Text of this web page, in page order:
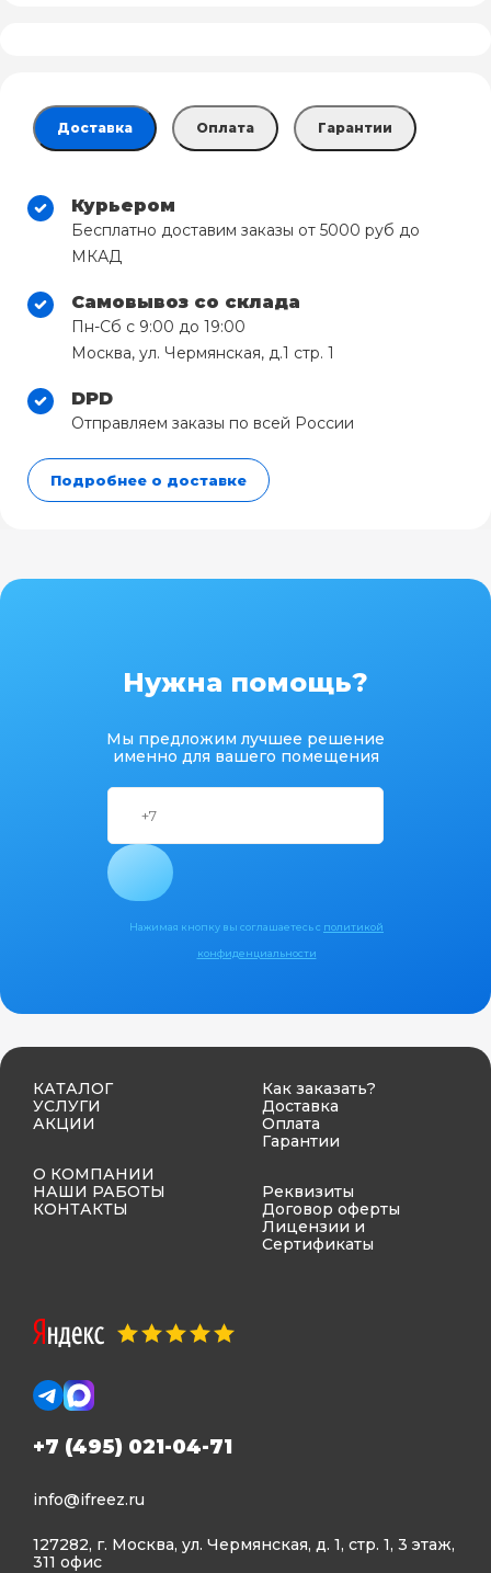
Доставка Оплата Гарантии
Курьером
Бесплатно доставим заказы от 5000 руб до
МКАД
Самовывоз со склада
Пн-Сб с 9:00 до 19:00
Москва, ул. Чермянская, д.1 стр. 1
DPD
Отправляем заказы по всей России
Подробнее о доставке
Нужна помощь?
Мы предложим лучшее решение
именно для вашего помещения
Нажимая кнопку вы соглашаетесь с политикой
конфиденциальности
КАТАЛОГ
УСЛУГИ
АКЦИИ
О КОМПАНИИ
НАШИ РАБОТЫ
КОНТАКТЫ
Как заказать?
Доставка
Оплата
Гарантии
Реквизиты
Договор оферты
Лицензии и
Сертификаты
+7 (495) 021-04-71
info@ifreez.ru
127282, г. Москва, ул. Чермянская, д. 1, стр. 1, 3 этаж,
311 офис